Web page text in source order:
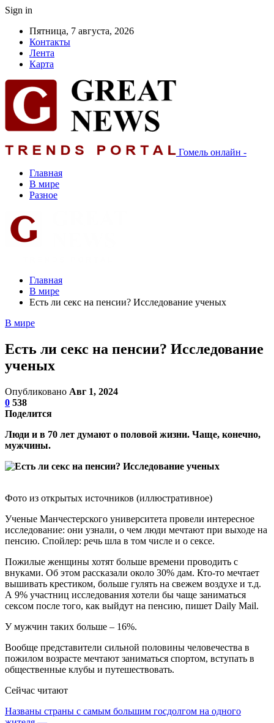
Sign in
Пятница, 7 августа, 2026
Контакты
Лента
Карта
Гомель онлайн -
Главная
В мире
Разное
Главная
В мире
Есть ли секс на пенсии? Исследование ученых
В мире
Есть ли секс на пенсии? Исследование
ученых
Опубликовано Авг 1, 2024
0 538
Поделится
Люди и в 70 лет думают о половой жизни. Чаще, конечно,
мужчины.
Фото из открытых источников (иллюстративное)
Ученые Манчестерского университета провели интересное
исследование: они узнали, о чем люди мечтают при выходе на
пенсию. Спойлер: речь шла в том числе и о сексе.
Пожилые женщины хотят больше времени проводить с
внуками. Об этом рассказали около 30% дам. Кто-то мечтает
вышивать крестиком, больше гулять на свежем воздухе и т.д.
А 9% участниц исследования хотели бы чаще заниматься
сексом после того, как выйдут на пенсию, пишет Daily Mail.
У мужчин таких больше – 16%.
Вообще представители сильной половины человечества в
пожилом возрасте мечтают заниматься спортом, вступать в
общественные клубы и путешествовать.
Сейчас читают
Названы страны с самым большим госдолгом на одного